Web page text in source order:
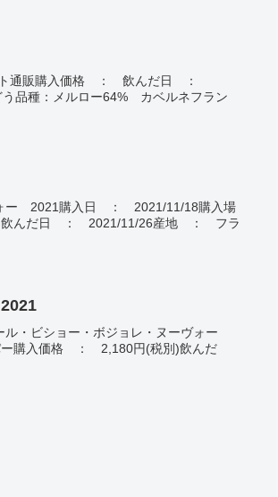
ト通販購入価格 ： 飲んだ日 ：
種：メルロー64% カベルネフラン
ォー 2021購入日 ： 2021/11/18購入場
んだ日 ： 2021/11/26産地 ： フラ
・ビショー・ボジョレ・ヌーヴォー
購入価格 ： 2,180円(税別)飲んだ